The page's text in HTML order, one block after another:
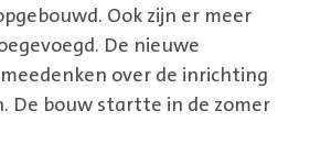
Ook zijn er meer
De nieuwe
over de inrichting
De bouw startte in de zomer